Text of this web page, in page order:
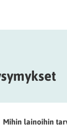
Mihin lainoihin